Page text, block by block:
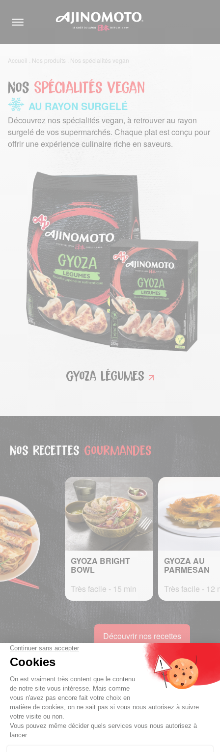
Accueil Nos produits Nos spécialités vegan
Nos Spécialités vegan
AU RAYON SURGELÉ
Découvrez nos spécialités vegan, à retrouver au rayon
surgelé de vos supermarchés. Chaque plat est conçu pour
offrir une expérience culinaire riche en saveurs.
Gyoza Légumes
Nos recettes gourmandes
GYOZA BRIGHT
BOWL
Très facile - 15 min
GYOZA AU
PARMESAN
Très facile - 12
Découvrir nos recettes
Nos gammes deproduits